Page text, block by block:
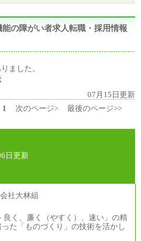
の障がい者求人転職・採用情報
ました。
07月15日更新
1 次のページ> 最後のページ>>
日更新
く、廉く（やすく）、速い」の精
た「ものづくり」の技術を活かし